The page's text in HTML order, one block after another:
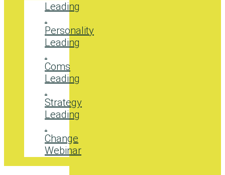
Leading
.
Personality
Leading
.
Coms
Leading
.
Strategy
Leading
.
Change
Webinar